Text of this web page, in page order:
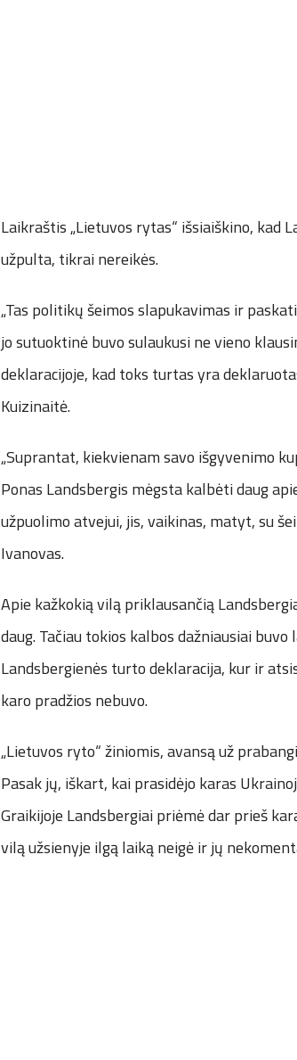
Laikraštis „Lietuvos rytas“ išsiaiškino, kad
užpulta, tikrai nereikės.
„Tas politikų šeimos slapukavimas ir
jo sutuoktinė buvo sulaukusi ne vieno
deklaracijoje, kad toks turtas yra
Kuizinaitė.
„Suprantat, kiekvienam savo išgyvenimo
Ponas Landsbergis mėgsta kalbėti daug
užpuolimo atvejui, jis, vaikinas, matyt, su
Ivanovas.
Apie kažkokią vilą priklausančią
daug. Tačiau tokios kalbos dažniausiai
Landsbergienės turto deklaracija, kur ir
karo pradžios nebuvo.
„Lietuvos ryto“ žiniomis, avansą už
Pasak jų, iškart, kai prasidėjo karas
Graikijoje Landsbergiai priėmė dar prieš
vilą užsienyje ilgą laiką neigė ir jų